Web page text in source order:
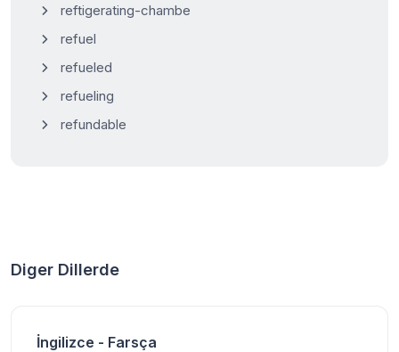
reftigerating-chambe
refuel
refueled
refueling
refundable
Diger Dillerde
İngilizce - Farsça